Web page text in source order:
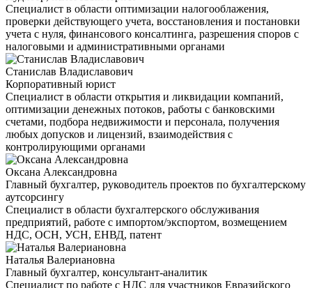
Специалист в области оптимизации налогооблажения,
проверки действующего учета, восстановления и постановки
учета с нуля, финансового консалтинга, разрешения споров с
налоговыми и административными органами
Станислав Владиславович
Корпоративный юрист
Специалист в области открытия и ликвидации компаний,
оптимизации денежных потоков, работы с банковскими
счетами, подбора недвижимости и персонала, получения
любых допусков и лицензий, взаимодействия с
контролирующими органами
Оксана Александровна
Главный бухгалтер, руководитель проектов по бухгалтерскому
аутсорсингу
Специалист в области бухгалтерского обслуживания
предприятий, работе с импортом/экспортом, возмещением
НДС, ОСН, УСН, ЕНВД, патент
Наталья Валериановна
Главный бухгалтер, консультант-аналитик
Специалист по работе с НДС для участников Евразийского